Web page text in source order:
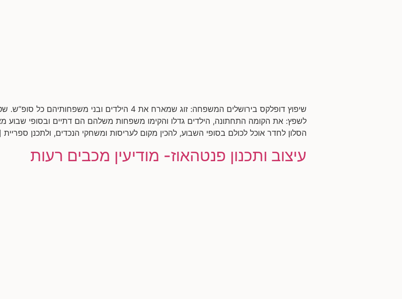
לשפץ: את הקומה התחתונה, הילדים גדלו והקימו משפחות משלהם הם דתיים ובסופי שבוע
הסלון לחדר אוכל לכולם בסופי השבוע, להכין מקום לעריסות ומשחקי הנכדים, ולתכנן
עיצוב ותכנון פנטהאוז- מודיעין מכבים רעות